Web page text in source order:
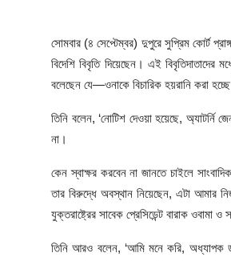
সোমবার (৪ সেপ্টেম্বর) দুপুরে সুপ্রিম কোর্ট
বিদেশি বিবৃতি দিয়েছেন। এই বিবৃতিদাতাদের
বলেছেন যে—ওনাকে বিচারিক হয়রানি করা
তিনি বলেন, ‘নোটিশ দেওয়া হয়েছে,
না।
কেন স্বাক্ষর করবেন না জানতে চাইলে
তার বিরুদ্ধে অবস্থান নিয়েছেন, এটা আমার
যুক্তরাষ্ট্রের সাবেক প্রেসিডেন্ট বারাক ওবামা ও
তিনি আরও বলেন, ‘আমি মনে করি, অধ্যাপক